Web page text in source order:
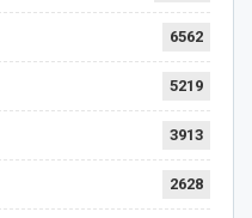
6562
5219
3913
2628